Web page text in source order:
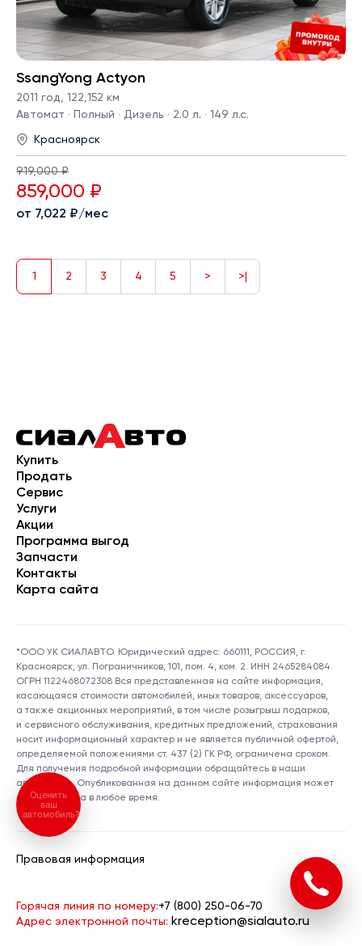
SsangYong Actyon
2011 год, 122,152 км
Автомат · Полный · Дизель · 2.0 л. · 149 л.с.
Красноярск
919,000 ₽
859,000 ₽
от 7,022 ₽/мес
1 2 3 4 5 > >|
Купить
Продать
Сервис
Услуги
Акции
Программа выгод
Запчасти
Контакты
Карта сайта
*ООО УК СИАЛАВТО. Юридический адрес: 660111, РОССИЯ, г.
Красноярск, ул. Пограничников, 101, пом. 4, ком. 2. ИНН 2465284084.
ОГРН 1122468072308 Вся представленная на сайте информация,
касающаяся стоимости автомобилей, иных товаров, аксессуаров,
а также акционных мероприятий, в том числе розыгрыш подарков,
и сервисного обслуживания, кредитных предложений, страхования
носит информационный характер и не является публичной офертой,
определяемой положениями ст. 437 (2) ГК РФ, ограничена сроком.
Для получения подробной информации обращайтесь в наши
автосалоны. Опубликованная на данном сайте информация может
быть изменена в любое время.
Правовая информация
Горячая линия по номеру:+7 (800) 250-06-70
Адрес электронной почты: kreception@sialauto.ru
Оценить
ваш
автомобиль?